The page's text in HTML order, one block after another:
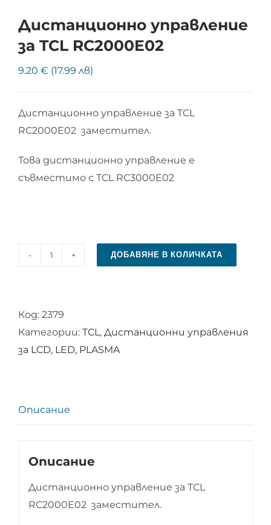
Дистанционно управление
за TCL RC2000E02
9.20 € (17.99 лв)
Дистанционно управление за TCL
RC2000E02 заместител.
Това дистанционно управление е
съвместимо с TCL RC3000E02
количество
управление
за
TCL
ДОБАВЯНЕ В КОЛИЧКАТА
Код: 2379
Категории: TCL, Дистанционни управления
за LCD, LED, PLASMA
Описание
Описание
Дистанционно управление за TCL
RC2000E02 заместител.